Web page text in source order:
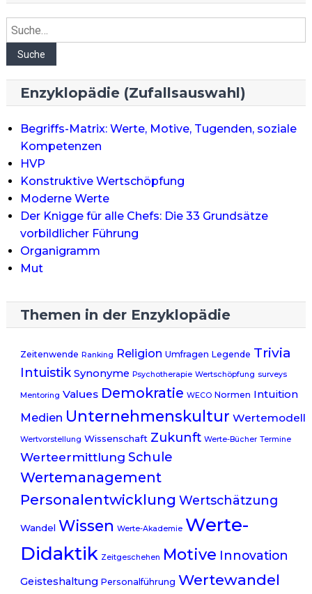
Suche
Suche
Enzyklopädie (Zufallsauswahl)
Begriffs-Matrix: Werte, Motive, Tugenden, soziale
Kompetenzen
HVP
Konstruktive Wertschöpfung
Moderne Werte
Der Knigge für alle Chefs: Die 33 Grundsätze
vorbildlicher Führung
Organigramm
Mut
Themen in der Enzyklopädie
Zeitenwende Ranking Religion Umfragen Legende Trivia
Intuistik Synonyme Psychotherapie Wertschöpfung surveys
Mentoring Values Demokratie WECO Normen Intuition
Medien Unternehmenskultur Wertemodell
Wertvorstellung Wissenschaft Zukunft Werte-Bücher Termine
Werteermittlung Schule
Wertemanagement
Personalentwicklung Wertschätzung
Wandel Wissen Werte-Akademie Werte-
Didaktik Zeitgeschehen Motive Innovation
Geisteshaltung Personalführung Wertewandel